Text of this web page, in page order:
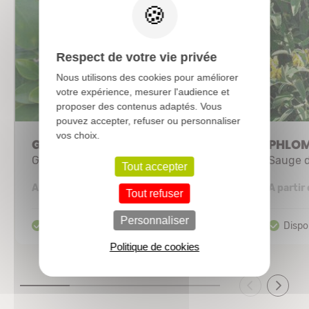
GRISELINA littolaris
Griseline du littoral
A partir de 3,53 €
Sauge
A partir
Respect de votre vie privée
Nous utilisons des cookies pour améliorer
votre expérience, mesurer l'audience et
proposer des contenus adaptés. Vous
pouvez accepter, refuser ou personnaliser
vos choix.
Tout accepter
Tout refuser
Personnaliser
Politique de cookies